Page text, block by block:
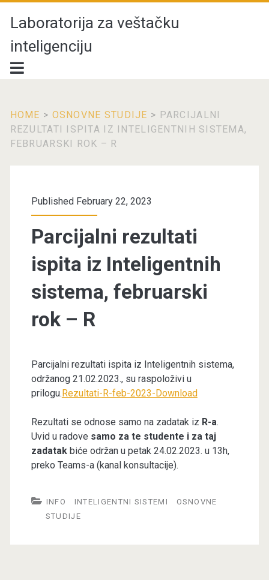
Laboratorija za veštačku
inteligenciju
HOME > OSNOVNE STUDIJE > PARCIJALNI
REZULTATI ISPITA IZ INTELIGENTNIH SISTEMA,
FEBRUARSKI ROK – R
Published February 22, 2023
Parcijalni rezultati
ispita iz Inteligentnih
sistema, februarski
rok – R
Parcijalni rezultati ispita iz Inteligentnih sistema,
održanog 21.02.2023., su raspoloživi u
prilogu.Rezultati-R-feb-2023-Download
Rezultati se odnose samo na zadatak iz R-a.
Uvid u radove samo za te studente i za taj
zadatakbiće održan u petak 24.02.2023. u 13h,
preko Teams-a (kanal konsultacije).
INFO INTELIGENTNI SISTEMI
OSNOVNE
STUDIJE